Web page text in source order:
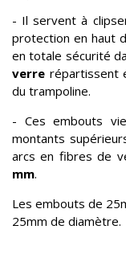
- Il servent à
protection en haut
en totale sécurité
verre répartissent
du trampoline.
- Ces embouts
montants
arcs en fibres de
mm.
Les embouts de
25mm de diamètre.